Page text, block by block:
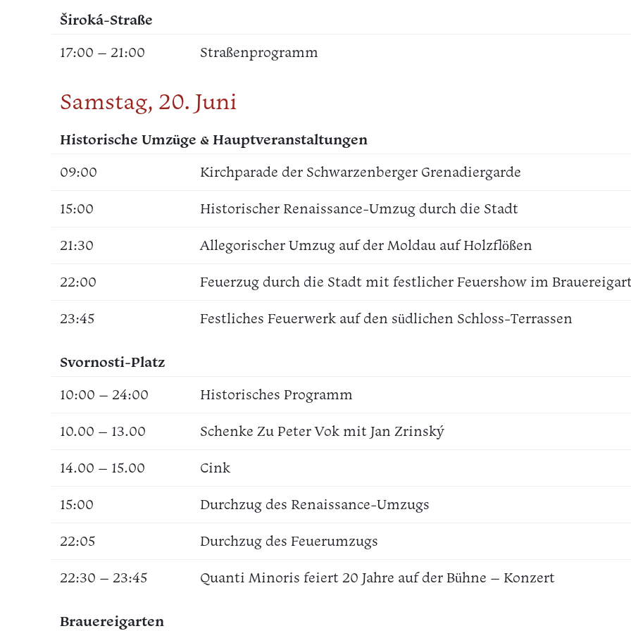
Široká-Straße
17:00 – 21:00
Straßenprogramm
Samstag, 20. Juni
Historische Umzüge & Hauptveranstaltungen
09:00
Kirchparade der Schwarzenberger Grenadiergarde
15:00
Historischer Renaissance-Umzug durch die Stadt
21:30
Allegorischer Umzug auf der Moldau auf Holzflößen
22:00
Feuerzug durch die Stadt mit festlicher Feuershow im
23:45
Festliches Feuerwerk auf den südlichen Schloss-Terrassen
Svornosti-Platz
10:00 – 24:00
Historisches Programm
10.00 – 13.00
Schenke Zu Peter Vok mit Jan Zrinský
14.00 – 15.00
Cink
15:00
Durchzug des Renaissance-Umzugs
22:05
Durchzug des Feuerumzugs
22:30 – 23:45
Quanti Minoris feiert 20 Jahre auf der Bühne – Konzert
Brauereigarten